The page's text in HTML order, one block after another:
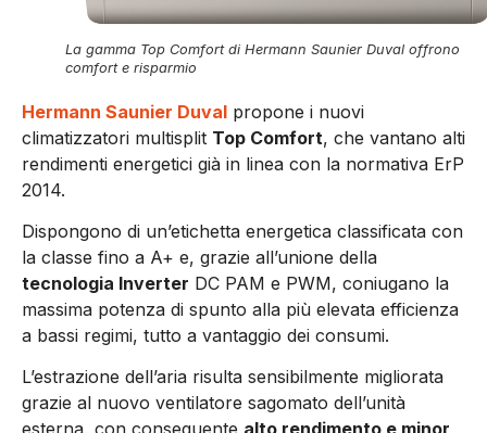
La gamma Top Comfort di Hermann Saunier Duval offrono
comfort e risparmio
Hermann Saunier Duval propone i nuovi
climatizzatori multisplit Top Comfort, che vantano alti
rendimenti energetici già in linea con la normativa ErP
2014.
Dispongono di un’etichetta energetica classificata con
la classe fino a A+ e, grazie all’unione della
tecnologia Inverter DC PAM e PWM, coniugano la
massima potenza di spunto alla più elevata efficienza
a bassi regimi, tutto a vantaggio dei consumi.
L’estrazione dell’aria risulta sensibilmente migliorata
grazie al nuovo ventilatore sagomato dell’unità